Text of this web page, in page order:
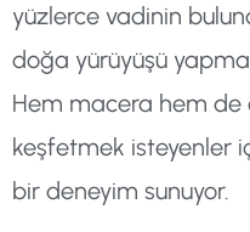
yüzlerce vadinin
doğa yürüyüşü
Hem macera hem de
keşfetmek isteyenler
bir deneyim sunuyor.